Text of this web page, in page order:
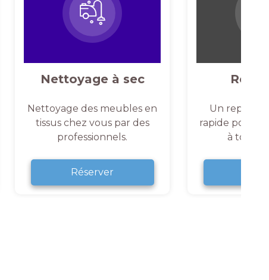
Nettoyage à sec
Nettoyage des meubles en
tissus chez vous par des
professionnels.
Réserver
Un
rapide pour
à tout